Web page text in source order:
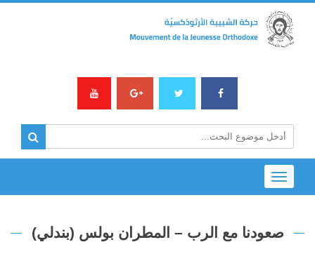
Toggle
navigation
صعودنا مع الرب – المطران بولس (بندلي)